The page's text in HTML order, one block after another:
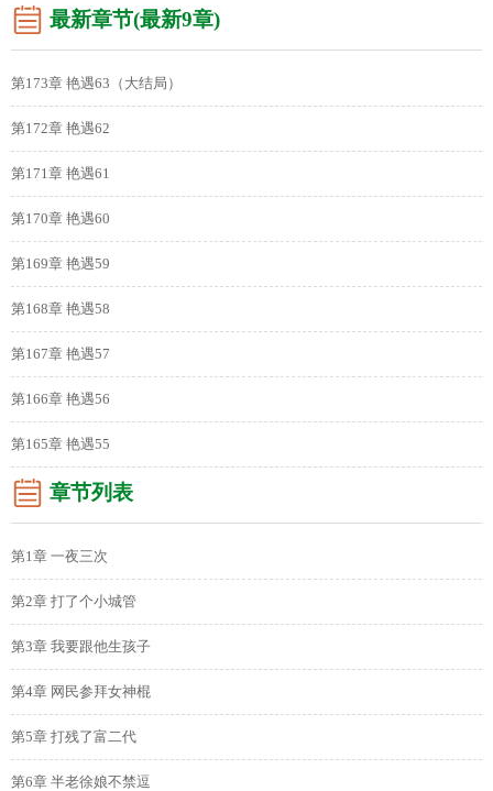
最新章节(最新9章)
第173章 艳遇63（大结局）
第172章 艳遇62
第171章 艳遇61
第170章 艳遇60
第169章 艳遇59
第168章 艳遇58
第167章 艳遇57
第166章 艳遇56
第165章 艳遇55
章节列表
第1章 一夜三次
第2章 打了个小城管
第3章 我要跟他生孩子
第4章 网民参拜女神棍
第5章 打残了富二代
第6章 半老徐娘不禁逗